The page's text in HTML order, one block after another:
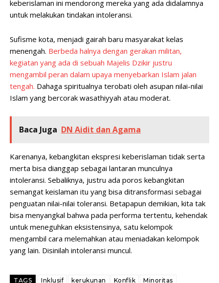
keberislaman ini mendorong mereka yang ada didalamnya
untuk melakukan tindakan intoleransi.
Sufisme kota, menjadi gairah baru masyarakat kelas
menengah. Berbeda halnya dengan gerakan militan,
kegiatan yang ada di sebuah Majelis Dzikir justru
mengambil peran dalam upaya menyebarkan Islam jalan
tengah. Dahaga spiritualnya terobati oleh asupan nilai-nilai
Islam yang bercorak wasathiyyah atau moderat.
Baca Juga DN Aidit dan Agama
Karenanya, kebangkitan ekspresi keberislaman tidak serta
merta bisa dianggap sebagai lantaran munculnya
intoleransi. Sebaliknya, justru ada poros kebangkitan
semangat keislaman itu yang bisa ditransformasi sebagai
penguatan nilai-nilai toleransi. Betapapun demikian, kita tak
bisa menyangkal bahwa pada performa tertentu, kehendak
untuk meneguhkan eksistensinya, satu kelompok
mengambil cara melemahkan atau meniadakan kelompok
yang lain. Disinilah intoleransi muncul.
TAGS Inklusif kerukunan Konflik Minoritas